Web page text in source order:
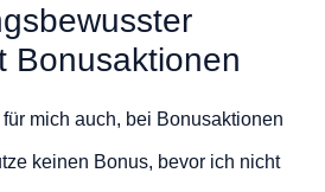
Bonusaktionen
mich auch, bei Bonusaktionen
keinen Bonus, bevor ich nicht